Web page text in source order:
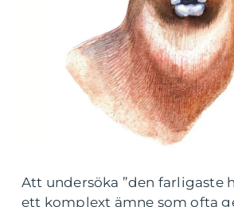
Att undersöka ”den farligaste
ett komplext ämne som ofta